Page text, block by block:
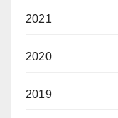
2021
2020
2019